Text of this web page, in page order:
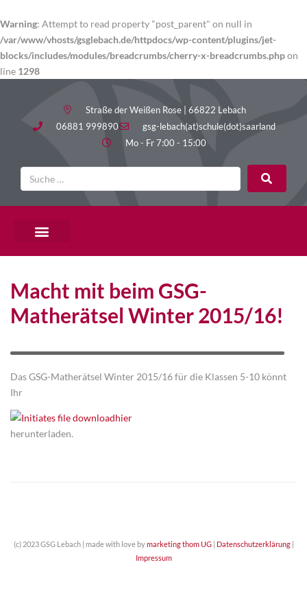
Warning: Attempt to read property "post_parent" on null in
/var/www/vhosts/gsglebach.de/httpdocs/wp-content/plugins/jet-
blocks/includes/modules/breadcrumbs/cherry-x-breadcrumbs.phpon
line 1298
Straße der Weißen Rose | 66822 Lebach
06881 999890
gsg-lebach(at)schule(dot)saarland
Mo - Fr 7:00 - 15:00
Macht mit beim GSG-
Matherätsel Winter 2015/16!
Das GSG-Matherätsel Winter 2015/16 für die Klassen 5-10 könnt
Ihr
hier
herunterladen.
(c) 2023 GSG Lebach | made with love bymarketing thom UG| Datenschutzerklärung|
Impressum